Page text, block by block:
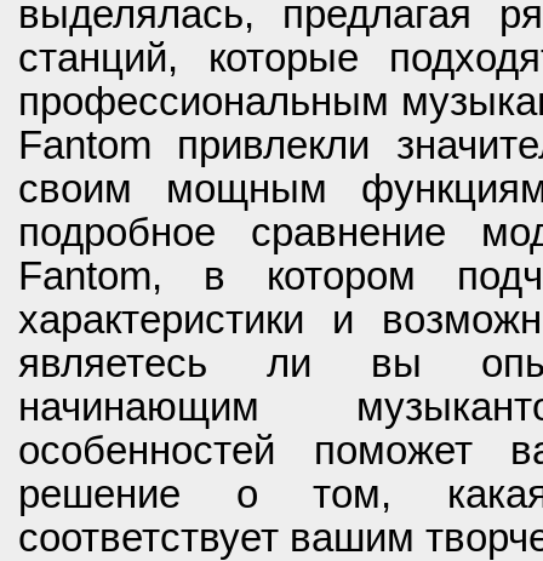
выделялась, предлагая
станций, которые
профессиональным
Fantom привлекли
своим мощным
подробное сравнение
Fantom, в котором
характеристики и
являетесь ли вы
начинающим
особенностей поможет
решение о том,
соответствует вашим